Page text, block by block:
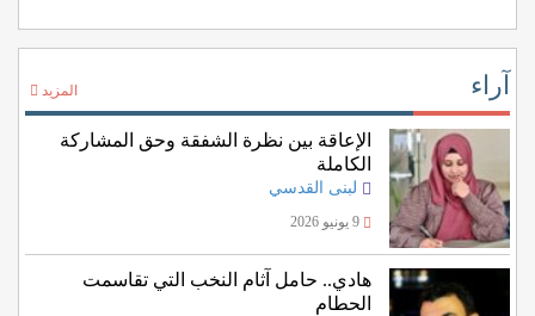
آراء المزيد
الإعاقة بين نظرة الشفقة وحق المشاركة
الكاملة
لبنى القدسي
9 يونيو 2026
هادي.. حامل آثام النخب التي تقاسمت
الحطام